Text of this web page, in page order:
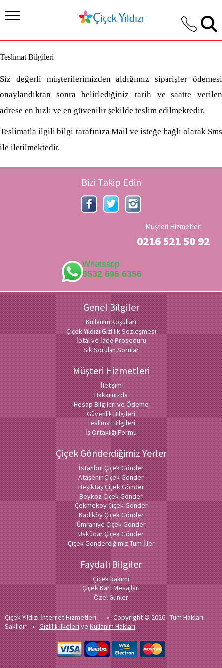
Teslimat Bilgileri
Siz değerli müşterilerimizden aldığımız siparişler ödemesi
onaylandıktan sonra belirlediğiniz tarih ve saatte verilen
adrese en hızlı ve en güvenilir şekilde teslim edilmektedir.
Teslimatla ilgili bilgi tarafınıza Mail ve isteğe bağlı olarak Sms
ile iletilmektedir.
Bizi Takip Edin
Müşteri Hizmetleri
0216 521 50 92
Whatsapp
0532 696 6356
Genel Bilgiler
Kullanım Koşulları
Çiçek Yıldızı Gizlilik Sözleşmesi
İptal ve İade Prosedürü
Sık Sorulan Sorular
Müşteri Hizmetleri
İletişim
Hakkımızda
Hesap Bilgileri ve Ödeme
Güvenlik Bilgileri
Teslimat Bilgileri
İş Ortaklığı Formu
Çiçek Gönderdiğimiz Yerler
İstanbul Çiçek Gönder
Ataşehir Çiçek Gönder
Beşiktaş Çiçek Gönder
Beykoz Çiçek Gönder
Çekmeköy Çiçek Gönder
Kadıköy Çiçek Gönder
Ümraniye Çiçek Gönder
Üsküdar Çiçek Gönder
Çiçek Gönderdiğimiz Tüm İller
Faydalı Bilgiler
Çiçek bakımı
Çiçek Kart Mesajları
Özel Günler
Çiçek Yıldızı İnternet Hizmetleri • Copyright © 2026 - Tüm Hakları
Saklıdır. •Gizlilik ilkeleriveKullanım Hakları